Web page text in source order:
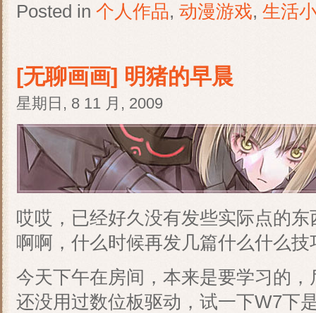
Posted in 个人作品, 动漫游戏, 生活
[无聊画画] 明猪的早晨
星期日, 8 11 月, 2009
哎哎，已经好久没有发些实际点的
啊啊，什么时候再发几篇什么什么
今天下午在房间，本来是要学习的
还没用过数位板驱动，试一下W7下